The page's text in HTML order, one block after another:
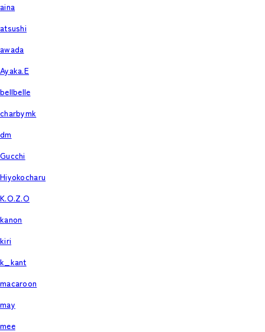
aina
atsushi
awada
Ayaka.E
bellbelle
charbymk
dm
Gucchi
Hiyokocharu
K.O.Z.O
kanon
kiri
k_kant
macaroon
may
mee